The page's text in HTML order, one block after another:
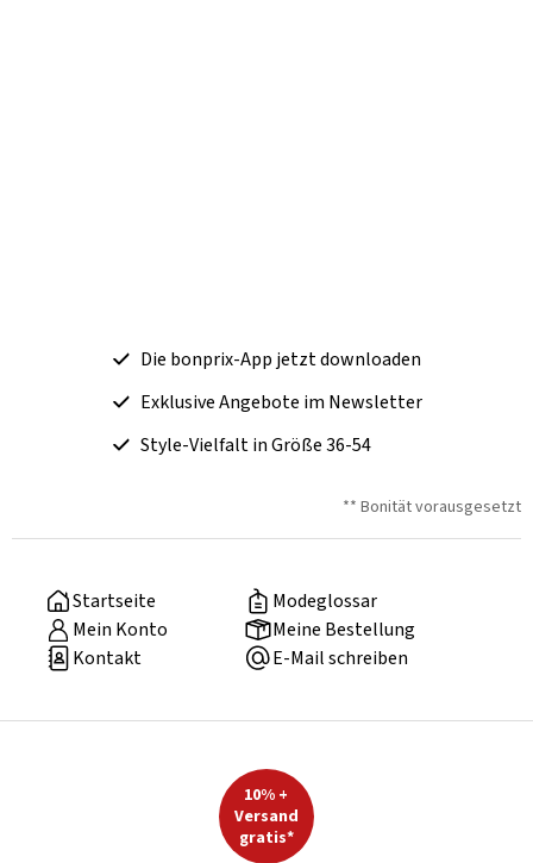
Die bonprix-App jetzt downloaden
Exklusive Angebote im Newsletter
Style-Vielfalt in Größe 36-54
** Bonität vorausgesetzt
Startseite
Modeglossar
Mein Konto
Meine Bestellung
Kontakt
E-Mail schreiben
10% +
Versand
gratis*